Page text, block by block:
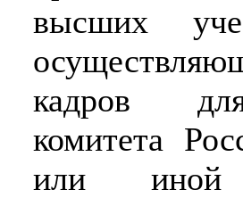
высших
кадров
комитета
или иной